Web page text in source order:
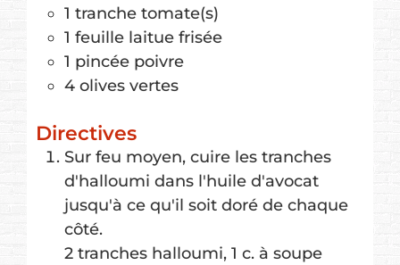
1 tranche tomate(s)
1 feuille laitue frisée
1 pincée poivre
4 olives vertes
Directives
Sur feu moyen, cuire les tranches
d'halloumi dans l'huile d'avocat
jusqu'à ce qu'il soit doré de chaque
côté.
2 tranches halloumi, 1 c. à soupe